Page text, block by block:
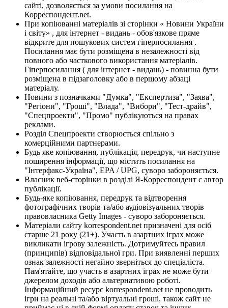
сайті, дозволяється за умови посилання на
Корреспондент.net.
При копіюванні матеріалів зі сторінки « Новини України
і світу» , для інтернет - видань - обов'язкове пряме
відкрите для пошукових систем гіперпосилання .
Посилання має бути розміщена в незалежності від
повного або часткового використання матеріалів.
Гіперпосилання ( для інтернет - видань) - повинна бути
розміщена в підзаголовку або в першому абзаці
матеріалу.
Новини з позначками "Думка", "Експертиза", "Заява",
"Регіони", "Гроші", "Влада", "Вибори", "Тест-драйв",
"Спецпроекти", "Промо" публікуються на правах
реклами.
Розділ Спецпроекти створюється спільно з
комерційними партнерами.
Будь яке копіювання, публікація, передрук, чи наступне
поширення інформації, що містить посилання на
"Інтерфакс-Україна", EPA / UPG, суворо забороняється.
Власник веб-сторінки в розділі Я-Корреспондент є автор
публікації.
Будь-яке копіювання, передрук та відтворення
фотографічних творів та/або аудіовізуальних творів
правовласника Getty Images - суворо забороняється.
Матеріали сайту korrespondent.net призначені для осіб
старше 21 року (21+). Участь в азартних іграх може
викликати ігрову залежність. Дотримуйтесь правил
(принципів) відповідальної гри. При виявленні перших
ознак залежності негайно зверніться до спеціаліста.
Пам'ятайте, що участь в азартних іграх не може бути
джерелом доходів або альтернативою роботі.
Інформаційний ресурс korrespondent.net не проводить
ігри на реальні та/або віртуальні гроші, також сайт не